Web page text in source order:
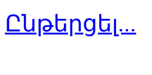
Ընթերցել...